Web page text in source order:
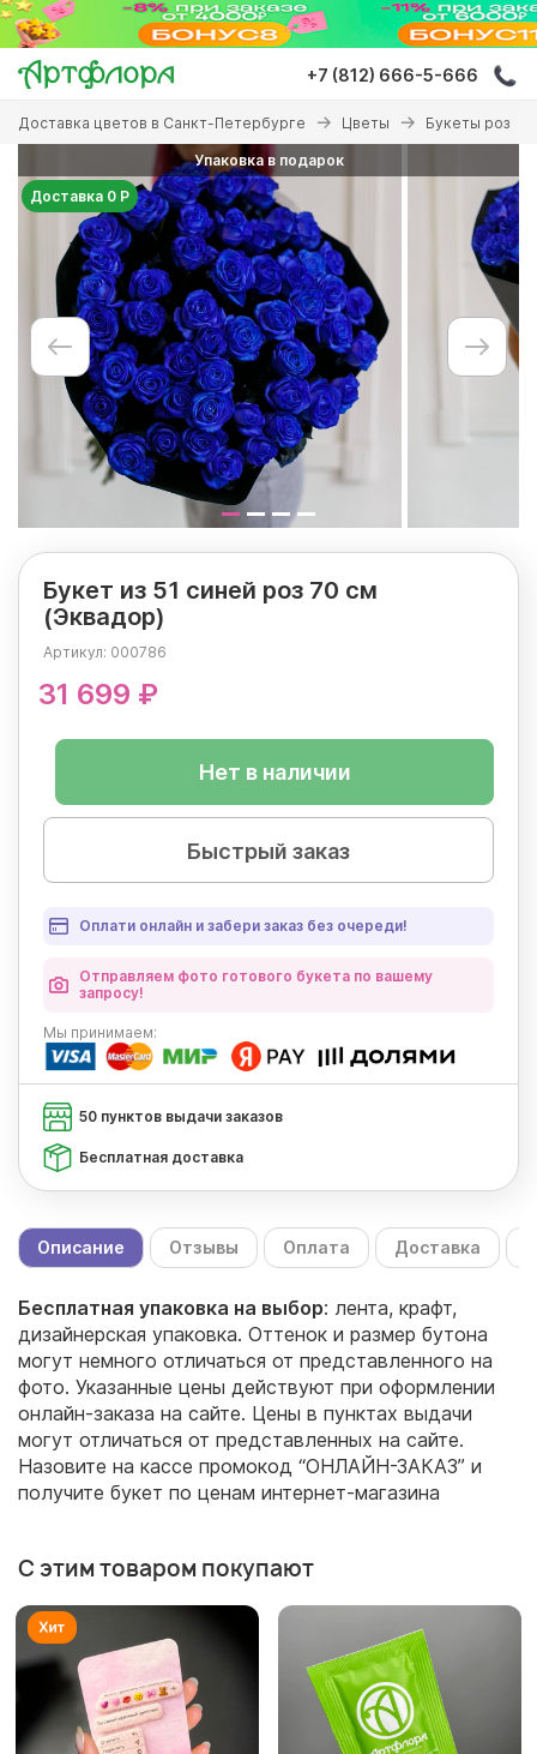
Перейти
основному
содержанию
+7 (812) 666-5-666
Вы
здесь
Доставка цветов в Санкт-Петербурге Цветы Букеты роз
Упаковка в подарок
Доставка 0 Р
Букет из 51 синей роз 70 см
(Эквадор)
Артикул: 000786
31 699 ₽
Нет в наличии
Быстрый заказ
Оплати онлайн и забери заказ без очереди!
Отправляем фото готового букета по вашему
запросу!
Мы принимаем:
50 пунктов выдачи заказов
Бесплатная доставка
Описание Отзывы Оплата Доставка
Бесплатная упаковка на выбор: лента, крафт,
дизайнерская упаковка. Оттенок и размер бутона
могут немного отличаться от представленного на
фото. Указанные цены действуют при оформлении
онлайн-заказа на сайте. Цены в пунктах выдачи
могут отличаться от представленных на сайте.
Назовите на кассе промокод “ОНЛАЙН-ЗАКАЗ” и
получите букет по ценам интернет-магазина
С этим товаром покупают